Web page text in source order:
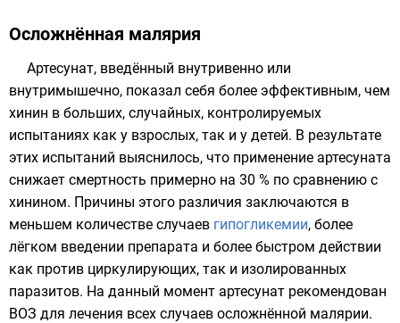
Осложнённая малярия
Артесунат, введённый внутривенно или
внутримышечно, показал себя более эффективным, чем
хинин в больших, случайных, контролируемых
испытаниях как у взрослых, так и у детей. В результате
этих испытаний выяснилось, что применение артесуната
снижает смертность примерно на 30 % по сравнению с
хинином. Причины этого различия заключаются в
меньшем количестве случаев гипогликемии, более
лёгком введении препарата и более быстром действии
как против циркулирующих, так и изолированных
паразитов. На данный момент артесунат рекомендован
ВОЗ для лечения всех случаев осложнённой малярии.